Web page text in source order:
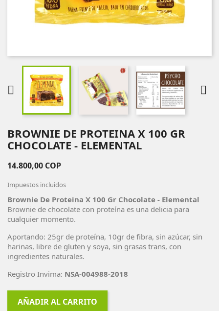
 
BROWNIE DE PROTEINA X 100 GR
CHOCOLATE - ELEMENTAL
14.800,00 COP
Impuestos incluidos
Brownie De Proteina X 100 Gr Chocolate - Elemental
Brownie de chocolate con proteína es una delicia para
cualquier momento.
Aportando: 25gr de proteína, 10gr de fibra, sin azúcar, sin
harinas, libre de gluten y soya, sin grasas trans, con
ingredientes naturales.
Registro Invima: NSA-004988-2018
AÑADIR AL CARRITO